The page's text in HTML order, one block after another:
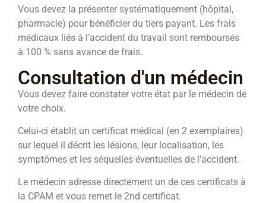
Vous devez la présenter systématiquement (hôpital,
pharmacie) pour bénéficier du tiers payant. Les frais
médicaux liés à l’accident du travail sont remboursés
à 100 % sans avance de frais.
Consultation d'un médecin
Vous devez faire constater votre état par le médecin de
votre choix.
Celui-ci établit un certificat médical (en 2 exemplaires)
sur lequel il décrit les lésions, leur localisation, les
symptômes et les séquelles éventuelles de l’accident.
Le médecin adresse directement un de ces certificats à
la CPAM et vous remet le 2nd certificat.